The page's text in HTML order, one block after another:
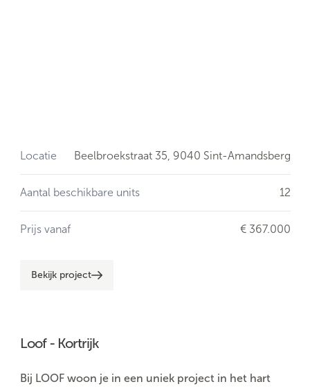
Locatie Beelbroekstraat 35, 9040 Sint-Amandsberg
Aantal beschikbare units 12
Prijs vanaf € 367.000
Bekijk project
Loof - Kortrijk
Bij LOOF woon je in een uniek project in het hart